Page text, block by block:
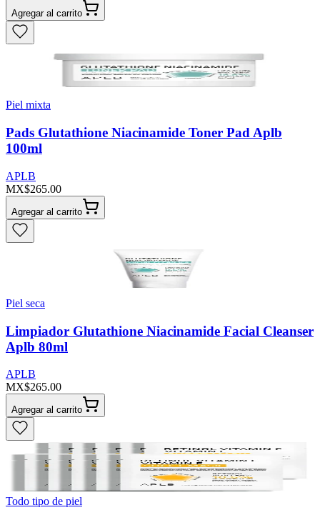
Agregar al carrito
Piel mixta
Pads Glutathione Niacinamide Toner Pad Aplb
100ml
APLB
MX$265.00
Agregar al carrito
Piel seca
Limpiador Glutathione Niacinamide Facial Cleanser
Aplb 80ml
APLB
MX$265.00
Agregar al carrito
Todo tipo de piel